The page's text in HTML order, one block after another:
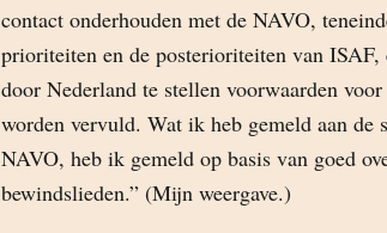
contact onderhouden met de NAVO,
prioriteiten en de posterioriteiten van ISAF,
door Nederland te stellen voorwaarden
worden vervuld. Wat ik heb gemeld aan de
NAVO, heb ik gemeld op basis van goed
bewindslieden.” (Mijn weergave.)